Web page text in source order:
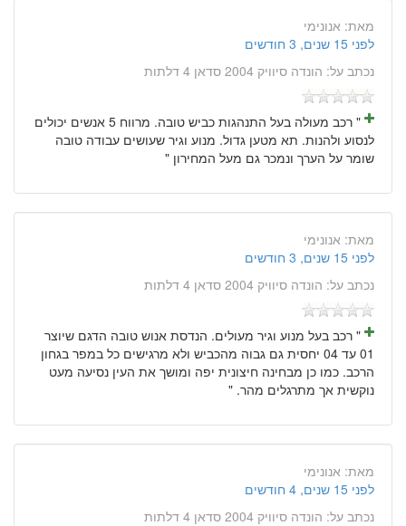
מאת: אנונימי
לפני 15 שנים, 3 חודשים
נכתב על: הונדה סיוויק 2004 סדאן 4 דלתות
" רכב מעולה בעל התנהגות כביש טובה. מרווח 5 אנשים יכולים
לנסוע ולהנות. תא מטען גדול. מנוע וגיר שעושים עבודה טובה
שומר על הערך ונמכר גם מעל המחירון "
מאת: אנונימי
לפני 15 שנים, 3 חודשים
נכתב על: הונדה סיוויק 2004 סדאן 4 דלתות
" רכב בעל מנוע וגיר מעולים. הנדסת אנוש טובה הדגם שיוצר
01 עד 04 יחסית גם גבוה מהכביש ולא מרגישים כל במפר בגחון
הרכב. כמו כן מבחינה חיצונית יפה ומושך את העין נסיעה מעט
נוקשית אך מתרגלים מהר. "
מאת: אנונימי
לפני 15 שנים, 4 חודשים
נכתב על: הונדה סיוויק 2004 סדאן 4 דלתות